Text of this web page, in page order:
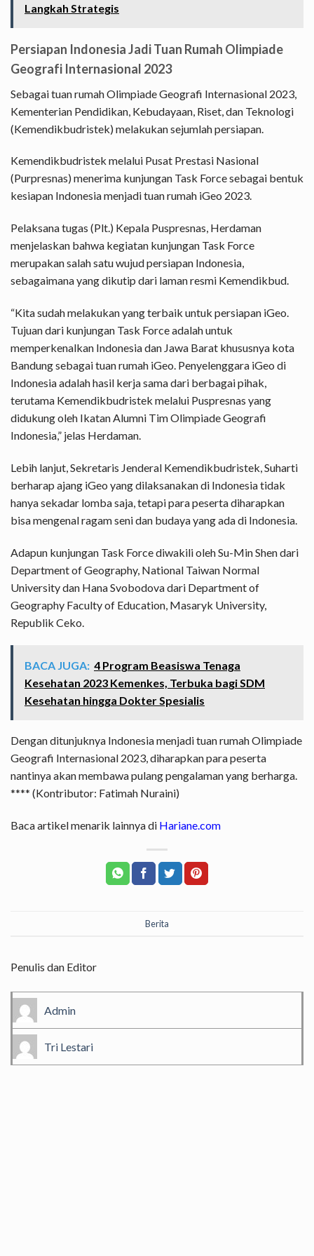
Langkah Strategis
Persiapan Indonesia Jadi Tuan Rumah Olimpiade
Geografi Internasional 2023
Sebagai tuan rumah Olimpiade Geografi Internasional 2023,
Kementerian Pendidikan, Kebudayaan, Riset, dan Teknologi
(Kemendikbudristek) melakukan sejumlah persiapan.
Kemendikbudristek melalui Pusat Prestasi Nasional
(Purpresnas) menerima kunjungan Task Force sebagai bentuk
kesiapan Indonesia menjadi tuan rumah iGeo 2023.
Pelaksana tugas (Plt.) Kepala Puspresnas, Herdaman
menjelaskan bahwa kegiatan kunjungan Task Force
merupakan salah satu wujud persiapan Indonesia,
sebagaimana yang dikutip dari laman resmi Kemendikbud.
“Kita sudah melakukan yang terbaik untuk persiapan iGeo.
Tujuan dari kunjungan Task Force adalah untuk
memperkenalkan Indonesia dan Jawa Barat khususnya kota
Bandung sebagai tuan rumah iGeo. Penyelenggara iGeo di
Indonesia adalah hasil kerja sama dari berbagai pihak,
terutama Kemendikbudristek melalui Puspresnas yang
didukung oleh Ikatan Alumni Tim Olimpiade Geografi
Indonesia,” jelas Herdaman.
Lebih lanjut, Sekretaris Jenderal Kemendikbudristek, Suharti
berharap ajang iGeo yang dilaksanakan di Indonesia tidak
hanya sekadar lomba saja, tetapi para peserta diharapkan
bisa mengenal ragam seni dan budaya yang ada di Indonesia.
Adapun kunjungan Task Force diwakili oleh Su-Min Shen dari
Department of Geography, National Taiwan Normal
University dan Hana Svobodova dari Department of
Geography Faculty of Education, Masaryk University,
Republik Ceko.
BACA JUGA: 4 Program Beasiswa Tenaga
Kesehatan 2023 Kemenkes, Terbuka bagi SDM
Kesehatan hingga Dokter Spesialis
Dengan ditunjuknya Indonesia menjadi tuan rumah Olimpiade
Geografi Internasional 2023, diharapkan para peserta
nantinya akan membawa pulang pengalaman yang berharga.
**** (Kontributor: Fatimah Nuraini)
Baca artikel menarik lainnya di Hariane.com
Berita
Penulis dan Editor
Admin
Tri Lestari